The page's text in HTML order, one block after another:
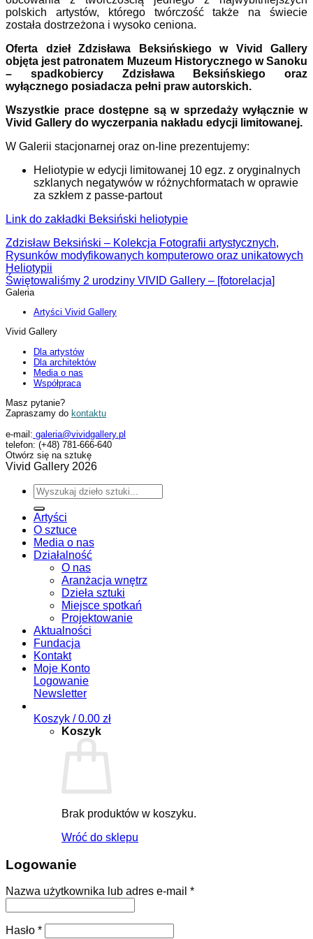
polskich artystów, którego twórczość także na świecie
została dostrzeżona i wysoko ceniona.
Oferta dzieł Zdzisława Beksińskiego w Vivid Gallery
objęta jest patronatem Muzeum Historycznego w Sanoku
– spadkobiercy Zdzisława Beksińskiego oraz
wyłącznego posiadacza pełni praw autorskich.
Wszystkie prace dostępne są w sprzedaży wyłącznie w
Vivid Gallery do wyczerpania nakładu edycji limitowanej.
W Galerii stacjonarnej oraz on-line prezentujemy:
Heliotypie w edycji limitowanej 10 egz. z oryginalnych
szklanych negatywów w różnychformatach w oprawie
za szkłem z passe-partout
Link do zakładki Beksiński heliotypie
Zdzisław Beksiński – Kolekcja Fotografii artystycznych,
Rysunków modyfikowanych komputerowo oraz unikatowych
Heliotypii
Świętowaliśmy 2 urodziny VIVID Gallery – [fotorelacja]
Galeria
Artyści Vivid Gallery
Vivid Gallery
Dla artystów
Dla architektów
Media o nas
Współpraca
Masz pytanie?
Zapraszamy do kontaktu
e-mail: galeria@vividgallery.pl
telefon: (+48) 781-666-640
Otwórz się na sztukę
Vivid Gallery 2026
Artyści
O sztuce
Media o nas
Działalność
O nas
Aranżacja wnętrz
Dzieła sztuki
Miejsce spotkań
Projektowanie
Aktualności
Fundacja
Kontakt
Moje Konto
Logowanie
Newsletter
Koszyk /0.00 zł
Koszyk
Brak produktów w koszyku.
Wróć do sklepu
Logowanie
Nazwa użytkownika lub adres e-mail *
Hasło *